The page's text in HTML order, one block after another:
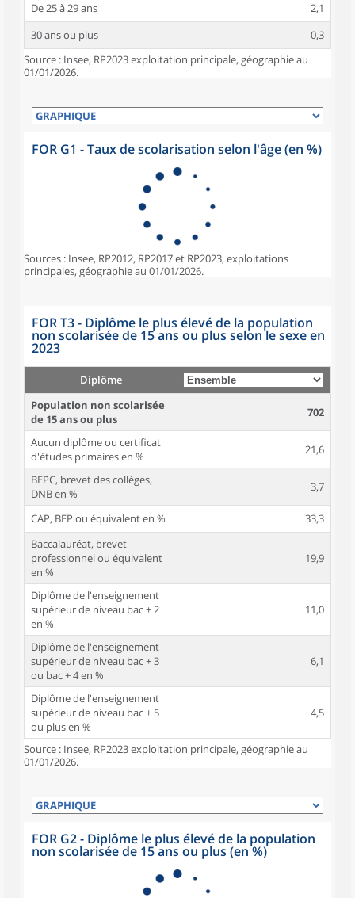
De 25 à 29 ans
2,1
30 ans ou plus
0,3
Source : Insee, RP2023 exploitation principale, géographie au
01/01/2026.
FOR G1 - Taux de scolarisation selon l'âge (en %)
Sources : Insee, RP2012, RP2017 et RP2023, exploitations
principales, géographie au 01/01/2026.
FOR T3 - Diplôme le plus élevé de la population
non scolarisée de 15 ans ou plus selon le sexe en
2023
Diplôme
Population non scolarisée
de 15 ans ou plus
702
Aucun diplôme ou certificat
d'études primaires en %
21,6
BEPC, brevet des collèges,
DNB en %
3,7
CAP, BEP ou équivalent en %
33,3
Baccalauréat, brevet
professionnel ou équivalent
en %
19,9
Diplôme de l'enseignement
supérieur de niveau bac + 2
en %
11,0
Diplôme de l'enseignement
supérieur de niveau bac + 3
ou bac + 4 en %
6,1
Diplôme de l'enseignement
supérieur de niveau bac + 5
ou plus en %
4,5
Source : Insee, RP2023 exploitation principale, géographie au
01/01/2026.
FOR G2 - Diplôme le plus élevé de la population
non scolarisée de 15 ans ou plus (en %)